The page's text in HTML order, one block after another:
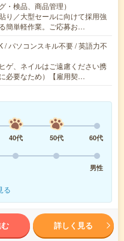
・検品、商品管理）
り／大型セールに向けて採用強
簡単軽作業。ご応募お…
/ パソコンスキル不要 / 英語力不
ゲ、ネイルはご遠慮ください携
必要なため）【雇用契…
40代 50代
60代
男性
る
詳しく見る